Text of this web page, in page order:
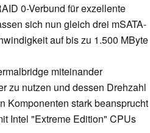
0-Verbund für exzellente
sich nun gleich drei mSATA-
auf bis zu 1.500 MByte
miteinander
zu nutzen und dessen Drehzahl
Komponenten stark beansprucht
Intel "Extreme Edition" CPUs